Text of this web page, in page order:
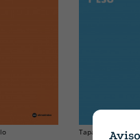
Tapa blanda o